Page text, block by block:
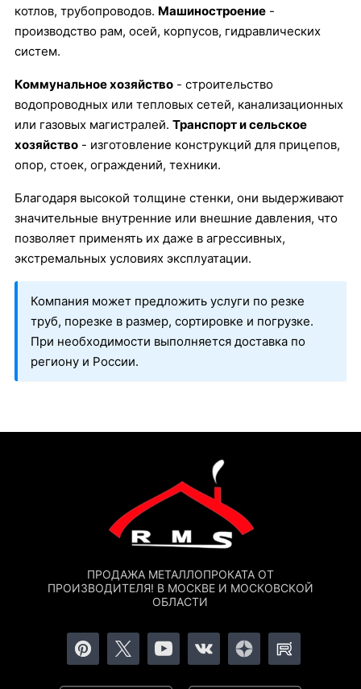
котлов, трубопроводов. Машиностроение-
производство рам, осей, корпусов, гидравлических
систем.
Коммунальное хозяйство- строительство
водопроводных или тепловых сетей, канализационных
или газовых магистралей. Транспорт и сельское
хозяйство- изготовление конструкций для прицепов,
опор, стоек, ограждений, техники.
Благодаря высокой толщине стенки, они выдерживают
значительные внутренние или внешние давления, что
позволяет применять их даже в агрессивных,
экстремальных условиях эксплуатации.
Компания может предложить услуги по резке
труб, порезке в размер, сортировке и погрузке.
При необходимости выполняется доставка по
региону и России.
ПРОДАЖА МЕТАЛЛОПРОКАТА ОТ
ПРОИЗВОДИТЕЛЯ! В МОСКВЕ И МОСКОВСКОЙ
ОБЛАСТИ